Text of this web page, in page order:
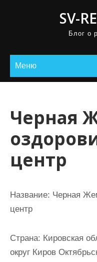
SV-
Блог о
Меню
Черная
центр
Название: Черная
центр
Страна: Кировская
округ Киров